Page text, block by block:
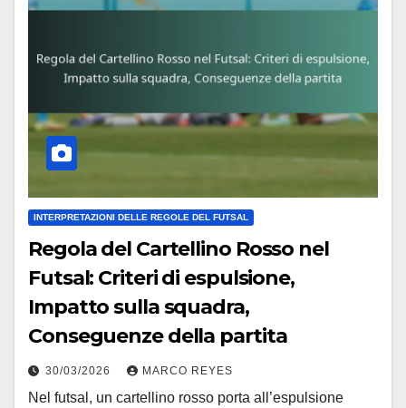
INTERPRETAZIONI DELLE REGOLE DEL FUTSAL
Regola del Cartellino Rosso nel
Futsal: Criteri di espulsione,
Impatto sulla squadra,
Conseguenze della partita
30/03/2026 MARCO REYES
Nel futsal, un cartellino rosso porta all’espulsione